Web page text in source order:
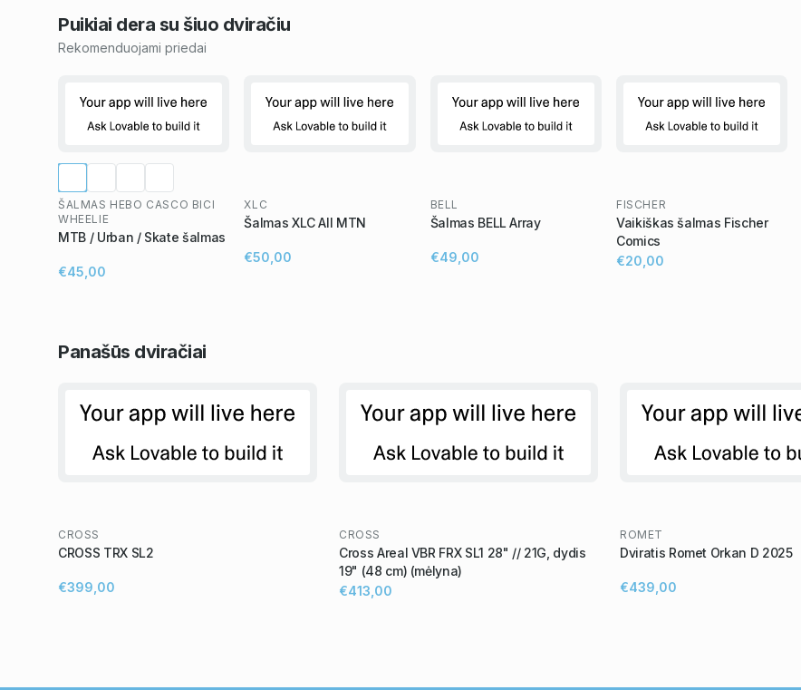
Puikiai dera su šiuo dviračiu
Rekomenduojami priedai
ŠALMAS HEBO CASCO BICI
WHEELIE
MTB / Urban / Skate šalmas
€45,00
XLC
Šalmas XLC All MTN
€50,00
BELL
Šalmas BELL Array
€49,00
FISCHER
Vaikiškas šalmas Fischer
Comics
€20,00
Panašūs dviračiai
CROSS
CROSS TRX SL2
€399,00
CROSS
Cross Areal VBR FRX SL1 28" // 21G, dydis
19" (48 cm) (mėlyna)
€413,00
ROMET
Dviratis Romet Orkan D 2025
€439,00